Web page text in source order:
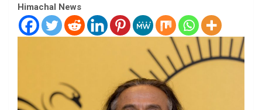
Himachal News